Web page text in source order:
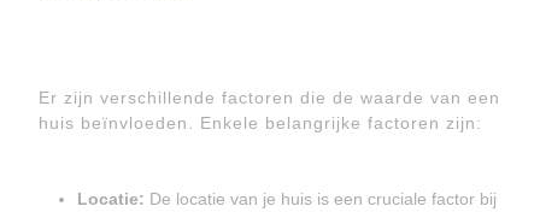
Er zijn verschillende factoren die de waarde van een
huis beïnvloeden. Enkele belangrijke factoren zijn:
Locatie: De locatie van je huis is een cruciale factor bij